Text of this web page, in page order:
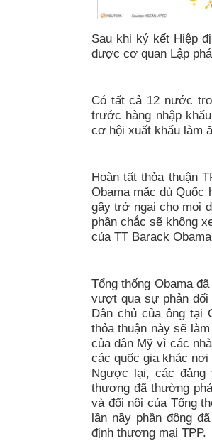
Sau khi ký kết Hiệp
được cơ quan Lập
Có tất cả 12 nước
trước hàng nhập
cơ hội xuất khẩu làm
Hoàn tất thỏa thuận
Obama mặc dù Quốc
gây trở ngại cho mọi
phần chắc sẽ không
của TT Barack
Tổng thống Obama
vượt qua sự phản đối
Dân chủ của ông tại
thỏa thuận này sẽ
của dân Mỹ vì các
các quốc gia khác
Ngược lại, các đảng
thương đã thường
và đối nội của Tổng
lần nầy phần đông
định thương mại TPP.